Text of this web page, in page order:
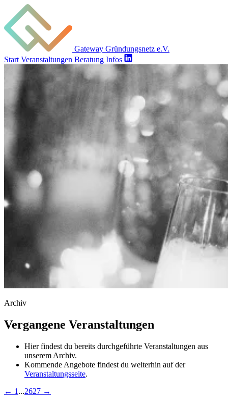
Gateway Gründungsnetz e.V.
Start Veranstaltungen Beratung Infos
Archiv
Vergangene Veranstaltungen
Hier findest du bereits durchgeführte Veranstaltungen aus
unserem Archiv.
Kommende Angebote findest du weiterhin auf der
Veranstaltungsseite.
← 1 ...2627 →